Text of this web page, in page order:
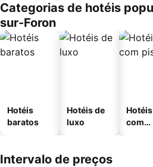
Categorias de hotéis
sur-Foron
Hotéis
baratos
Hotéis de
luxo
Hotéis
com
Intervalo de preços